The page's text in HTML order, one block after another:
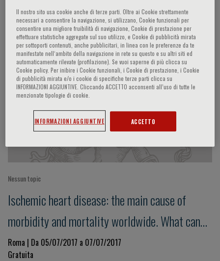
Carl J. Pepine
Partecipazioni del relatore
Nessun topic
Ischemic heart disease: the main cause of
morbidity and mortality worldwide. What can
we improve?
Roma | Da 05/07/2017 a 07/07/2017
Gratuita
Il nostro sito usa cookie anche di terze parti. Oltre ai Cookie strettamente
necessari a consentire la navigazione, si utilizzano, Cookie funzionali per
consentire una migliore fruibilità di navigazione, Cookie di prestazione per
effettuare statistiche aggregate sul suo utilizzo, e Cookie di pubblicità mirata
per sottoporti contenuti, anche pubblicitari, in linea con le preferenze da te
manifestate nell‘ambito della navigazione in rete su questo e su altri siti ed
automaticamente rilevate (profilazione). Se vuoi saperne di più clicca su
Cookie policy. Per inibire i Cookie funzionali, i Cookie di prestazione, i Cookie
di pubblicità mirata e/o i cookie di specifiche terze parti clicca su
INFORMAZIONI AGGIUNTIVE. Cliccando ACCETTO acconsenti all’uso di tutte le
menzionate tipologie di cookie.
INFORMAZIONI AGGIUNTIVE ACCETTO